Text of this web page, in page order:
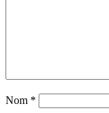
Nom *